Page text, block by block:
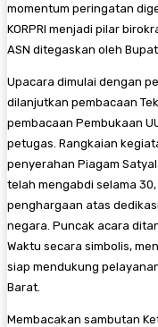
momentum peringatan
KORPRI menjadi pilar
ASN ditegaskan oleh
Upacara dimulai dengan
dilanjutkan pembacaan
pembacaan Pembukaan
petugas. Rangkaian
penyerahan Piagam
telah mengabdi selama
penghargaan atas
negara. Puncak acara
Waktu secara simbolis,
siap mendukung
Barat.
Membacakan sambutan